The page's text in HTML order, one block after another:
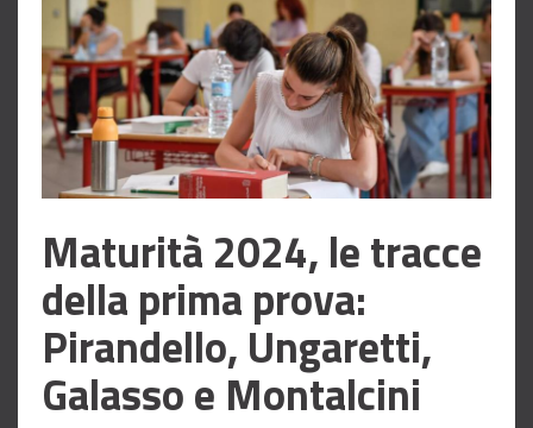
Maturità 2024, le tracce
della prima prova:
Pirandello, Ungaretti,
Galasso e Montalcini